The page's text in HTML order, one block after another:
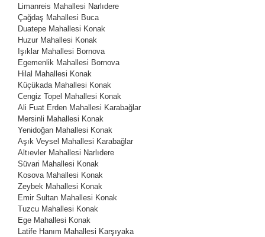
Limanreis Mahallesi Narlıdere
Çağdaş Mahallesi Buca
Duatepe Mahallesi Konak
Huzur Mahallesi Konak
Işıklar Mahallesi Bornova
Egemenlik Mahallesi Bornova
Hilal Mahallesi Konak
Küçükada Mahallesi Konak
Cengiz Topel Mahallesi Konak
Ali Fuat Erden Mahallesi Karabağlar
Mersinli Mahallesi Konak
Yenidoğan Mahallesi Konak
Aşık Veysel Mahallesi Karabağlar
Altıevler Mahallesi Narlıdere
Süvari Mahallesi Konak
Kosova Mahallesi Konak
Zeybek Mahallesi Konak
Emir Sultan Mahallesi Konak
Tuzcu Mahallesi Konak
Ege Mahallesi Konak
Latife Hanım Mahallesi Karşıyaka